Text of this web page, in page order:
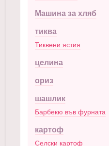
Машина за хляб
тиква
Тиквени ястия
целина
ориз
шашлик
Барбекю във фурната
картоф
Селски картоф